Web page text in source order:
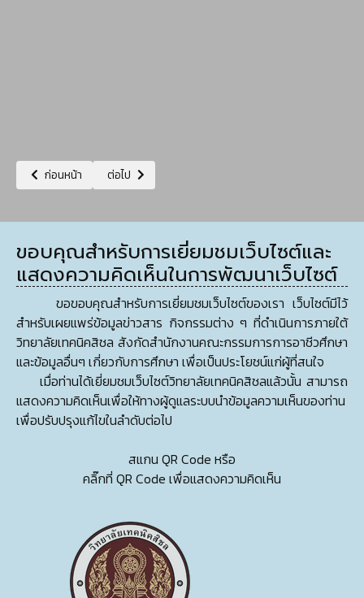
เนื้อหาก่อนหน้า: Self-Assessment Report : SAR
ก่อนหน้า เนื้อหาถัดไป: บทความวิจัย
ต่อไป
ขอบคุณสำหรับการเยี่ยมชมเว็บไซต์และ
แสดงความคิดเห็นในการพัฒนาเว็บไซต์
ขอขอบคุณสำหรับการเยี่ยมชมเว็บไซต์ของเรา เว็บไซต์มีไว้
สำหรับเผยแพร่ข้อมูลข่าวสาร กิจกรรมต่าง ๆ ที่ดำเนินการภายใต้
วิทยาลัยเทคนิคสิชล สังกัดสำนักงานคณะกรรมการการอาชีวศึกษา
และข้อมูลอื่นๆ เกี่ยวกับการศึกษา เพื่อเป็นประโยชน์แก่ผู้ที่สนใจ
เมื่อท่านได้เยี่ยมชมเว็บไซต์วิทยาลัยเทคนิคสิชลแล้วนั้น สามารถ
แสดงความคิดเห็นเพื่อให้ทางผู้ดูแลระบบนำข้อมูลความเห็นของท่าน
เพื่อปรับปรุงแก้ไขในลำดับต่อไป
สแกน QR Code หรือ
คลิ๊กที่ QR Code เพื่อแสดงความคิดเห็น